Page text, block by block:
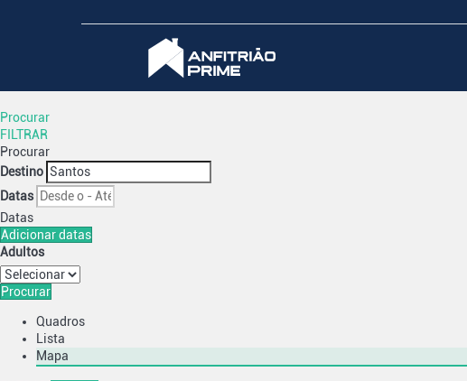
Procurar
FILTRAR
Procurar
Destino
Datas
Datas
Adicionar datas
Adultos
Procurar
Quadros
Lista
Mapa